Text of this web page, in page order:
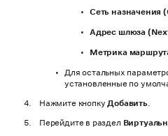
Сеть назначения
Адрес шлюза
Метрика
Для остальных
установленные по
Нажмите кнопкуДобавить.
Перейдите в раздел